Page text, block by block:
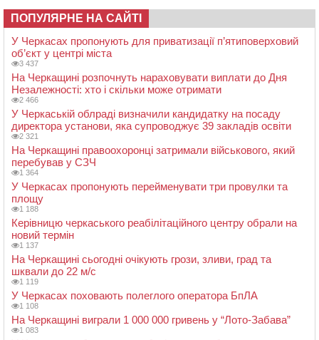
ПОПУЛЯРНЕ НА САЙТІ
У Черкасах пропонують для приватизації п’ятиповерховий
об’єкт у центрі міста
3 437
На Черкащині розпочнуть нараховувати виплати до Дня
Незалежності: хто і скільки може отримати
2 466
У Черкаській облраді визначили кандидатку на посаду
директора установи, яка супроводжує 39 закладів освіти
2 321
На Черкащині правоохоронці затримали військового, який
перебував у СЗЧ
1 364
У Черкасах пропонують перейменувати три провулки та
площу
1 188
Керівницю черкаського реабілітаційного центру обрали на
новий термін
1 137
На Черкащині сьогодні очікують грози, зливи, град та
шквали до 22 м/с
1 119
У Черкасах поховають полеглого оператора БпЛА
1 108
На Черкащині виграли 1 000 000 гривень у “Лото-Забава”
1 083